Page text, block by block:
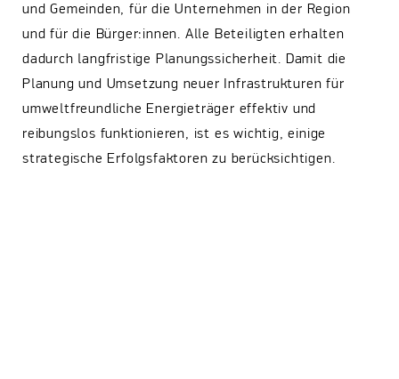
und Gemeinden, für die Unternehmen in der Region
und für die Bürger:innen. Alle Beteiligten erhalten
dadurch langfristige Planungssicherheit. Damit die
Planung und Umsetzung neuer Infrastrukturen für
umweltfreundliche Energieträger effektiv und
reibungslos funktionieren, ist es wichtig, einige
strategische Erfolgsfaktoren zu berücksichtigen.